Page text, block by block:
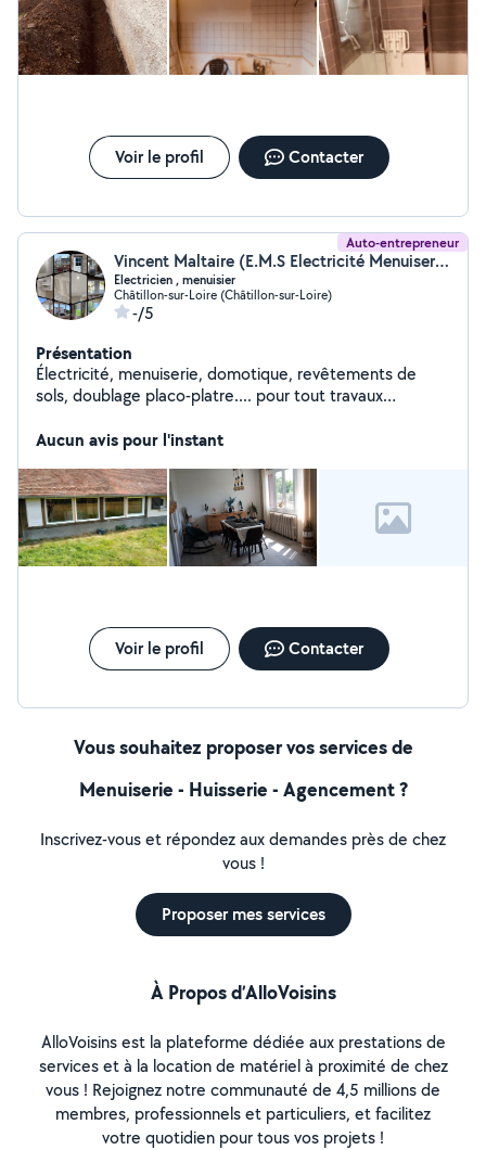
Voir le profil Contacter
Auto-entrepreneur
Vincent Maltaire (E.M.S Electricité Menuiserie Services)
Electricien , menuisier
Châtillon-sur-Loire (Châtillon-sur-Loire)
-/5
Présentation
Électricité, menuiserie, domotique, revêtements de
sols, doublage placo-platre.... pour tout travaux
décennale, devis gratuit, étude de votre projet contact
Aucun avis pour l'instant
Voir le profil Contacter
Vous souhaitez proposer vos services de
Menuiserie - Huisserie - Agencement ?
Inscrivez-vous et répondez aux demandes près de chez
vous !
Proposer mes services
À Propos d’AlloVoisins
AlloVoisins est la plateforme dédiée aux prestations de
services et à la location de matériel à proximité de chez
vous ! Rejoignez notre communauté de 4,5 millions de
membres, professionnels et particuliers, et facilitez
votre quotidien pour tous vos projets !